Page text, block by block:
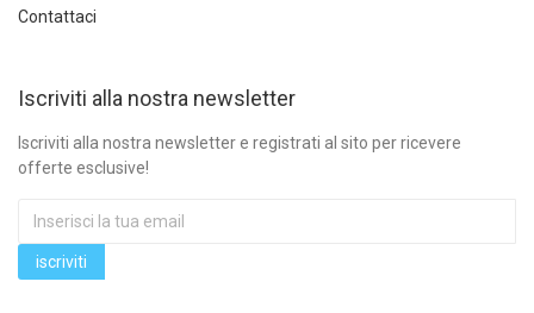
Contattaci
Iscriviti alla nostra newsletter
Iscriviti alla nostra newsletter e registrati al sito per ricevere
offerte esclusive!